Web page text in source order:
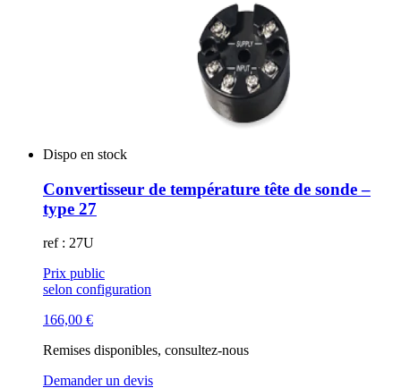
Dispo en stock
Convertisseur de température tête de sonde –
type 27
ref : 27U
Prix public
selon configuration
166,00 €
Remises disponibles, consultez-nous
Demander un devis